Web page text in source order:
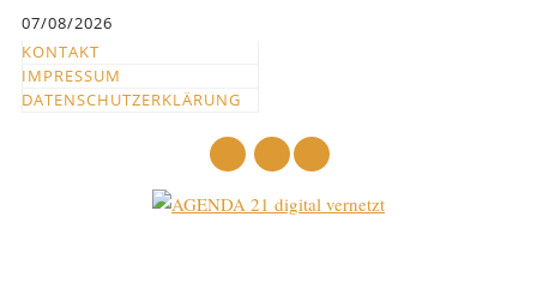
springen
07/08/2026
KONTAKT
IMPRESSUM
DATENSCHUTZERKLÄRUNG